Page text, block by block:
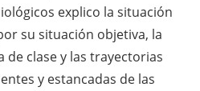
explico la situación
su situación objetiva, la
clase y las trayectorias
y estancadas de las